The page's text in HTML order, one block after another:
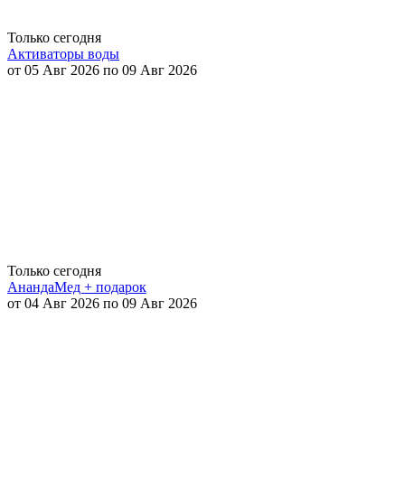
Только сегодня
Активаторы воды
от 05 Авг 2026 по 09 Авг 2026
Только сегодня
АнандаМед + подарок
от 04 Авг 2026 по 09 Авг 2026